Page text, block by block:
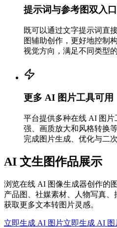
提示词与参考图双入口
既可以通过文字提示词直
图辅助创作，更好地控制
视觉方向，满足不同类型
更多 AI 图片工具可用
平台提供多种在线 AI 图
强、画质放大和风格转换
完成图片生成、优化与二次
AI 文生图作品展示
浏览在线 AI 图像生成器创作的
产品图、社媒素材、人物写真、
获取更多文本转图片灵感。
立即生成 AI 图片立即生成 AI 图